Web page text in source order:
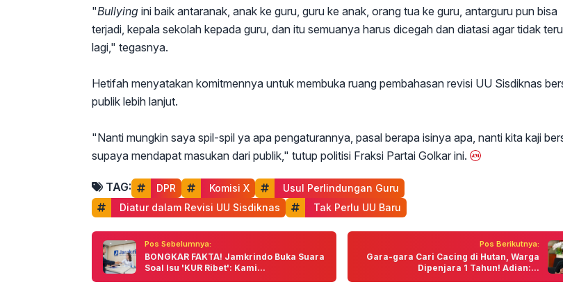
"Bullying ini baik antaranak, anak ke guru, guru ke anak, orang tua ke guru, antarguru pun bisa
terjadi, kepala sekolah kepada guru, dan itu semuanya harus dicegah dan diatasi agar tidak
lagi," tegasnya.
Hetifah menyatakan komitmennya untuk membuka ruang pembahasan revisi UU Sisdiknas
publik lebih lanjut.
"Nanti mungkin saya spil-spil ya apa pengaturannya, pasal berapa isinya apa, nanti kita kaji
supaya mendapat masukan dari publik," tutup politisi Fraksi Partai Golkar ini.
TAG: DPR Komisi X
Usul Perlindungan Guru
Diatur dalam Revisi UU Sisdiknas
Tak Perlu UU Baru
Pos Sebelumnya:
BONGKAR FAKTA! Jamkrindo Buka Suara
Soal Isu 'KUR Ribet': Kami...
Pos Berikutnya:
Gara-gara Cari Cacing di Hutan, Warga
Dipenjara 1 Tahun! Adian:...